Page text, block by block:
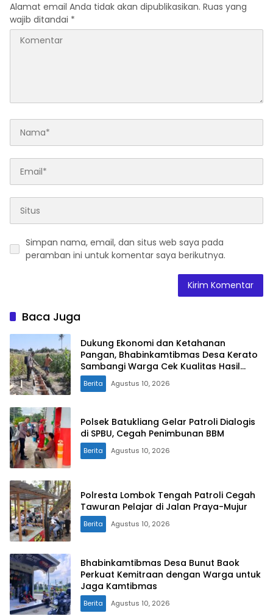
Alamat email Anda tidak akan dipublikasikan. Ruas yang
wajib ditandai *
Simpan nama, email, dan situs web saya pada
peramban ini untuk komentar saya berikutnya.
Baca Juga
Dukung Ekonomi dan Ketahanan
Pangan, Bhabinkamtibmas Desa Kerato
Sambangi Warga Cek Kualitas Hasil
Pertanian
Berita Agustus 10, 2026
Polsek Batukliang Gelar Patroli Dialogis
di SPBU, Cegah Penimbunan BBM
Berita Agustus 10, 2026
Polresta Lombok Tengah Patroli Cegah
Tawuran Pelajar di Jalan Praya-Mujur
Berita Agustus 10, 2026
Bhabinkamtibmas Desa Bunut Baok
Perkuat Kemitraan dengan Warga untuk
Jaga Kamtibmas
Berita Agustus 10, 2026